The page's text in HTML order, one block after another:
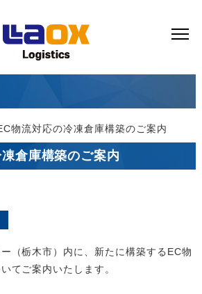
物流対応の冷凍倉庫構築のご案内
倉庫構築のご案内
（栃木市）内に、新たに構築するEC物
てご案内いたします。